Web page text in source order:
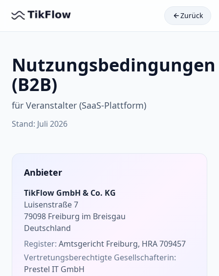
Zurück
Nutzungsbedingungen
(B2B)
für Veranstalter (SaaS-Plattform)
Stand: Juli 2026
Anbieter
TikFlow GmbH & Co. KG
Luisenstraße 7
79098 Freiburg im Breisgau
Deutschland
Register: Amtsgericht Freiburg, HRA 709457
Vertretungsberechtigte Gesellschafterin:
Prestel IT GmbH